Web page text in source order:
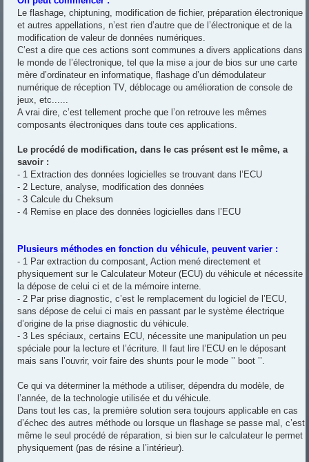
Le flashage, chiptuning, modification de fichier, préparation électronique
et autres appellations, n’est rien d’autre que de l’électronique et de la
modification de valeur de données numériques.
C’est a dire que ces actions sont communes a divers applications dans
le monde de l’électronique, tel que la mise a jour de bios sur une carte
mère d’ordinateur en informatique, flashage d’un démodulateur
numérique de réception TV, déblocage ou amélioration de console de
jeux, etc......
A vrai dire, c’est tellement proche que l’on retrouve les mêmes
composants électroniques dans toute ces applications.
Le procédé de modification, dans le cas présent est le même, a
savoir :
- 1 Extraction des données logicielles se trouvant dans l’ECU
- 2 Lecture, analyse, modification des données
- 3 Calcule du Cheksum
- 4 Remise en place des données logicielles dans l’ECU
Plusieurs méthodes en fonction du véhicule, peuvent varier :
- 1 Par extraction du composant, Action mené directement et
physiquement sur le Calculateur Moteur (ECU) du véhicule et nécessite
la dépose de celui ci et de la mémoire interne.
- 2 Par prise diagnostic, c’est le remplacement du logiciel de l’ECU,
sans dépose de celui ci mais en passant par le système électrique
d’origine de la prise diagnostic du véhicule.
- 3 Les spéciaux, certains ECU, nécessite une manipulation un peu
spéciale pour la lecture et l’écriture. Il faut lire l’ECU en le déposant
mais sans l’ouvrir, voir faire des shunts pour le mode ’’ boot ’’.
Ce qui va déterminer la méthode a utiliser, dépendra du modèle, de
l’année, de la technologie utilisée et du véhicule.
Dans tout les cas, la première solution sera toujours applicable en cas
d’échec des autres méthode ou lorsque un flashage se passe mal, c’est
même le seul procédé de réparation, si bien sur le calculateur le permet
physiquement (pas de résine a l’intérieur).